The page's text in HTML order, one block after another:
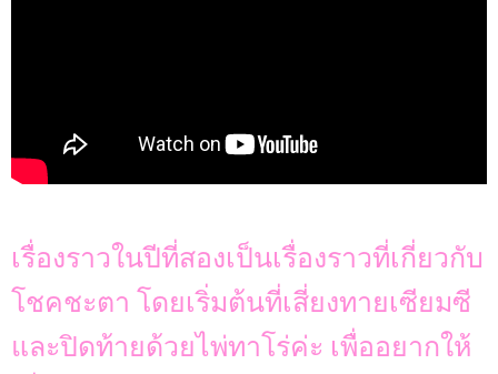
เรื่องราวในปีที่สองเป็นเรื่องราวที่เกี่ยวกับ
โชคชะตา โดยเริ่มต้นที่เสี่ยงทายเซียมซี
และปิดท้ายด้วยไพ่ทาโร่ค่ะ เพื่ออยากให้